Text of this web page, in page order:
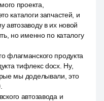
проекта,
каталоги запчастей, и
автозаводу в их новой
но именно по каталогу
флагманского продукта
тифлекс docx. Ну,
мы доделывали, это
автозавода и